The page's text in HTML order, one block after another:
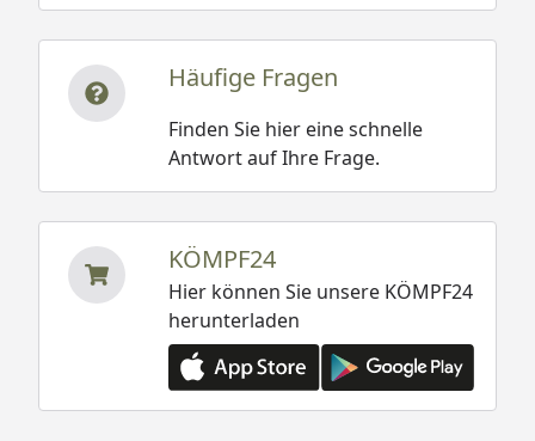
Häufige Fragen
Finden Sie hier eine schnelle
Antwort auf Ihre Frage.
KÖMPF24
Hier können Sie unsere KÖMPF24
herunterladen